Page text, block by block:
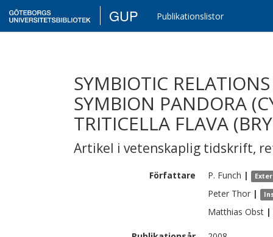
GUP Publikationslistor
SYMBIOTIC
SYMBION PANDORA
TRITICELLA FLAVA
Artikel i vetenskaplig tidskrift,
Författare P. Funch |
Peter Thor |
Matthias Obst |